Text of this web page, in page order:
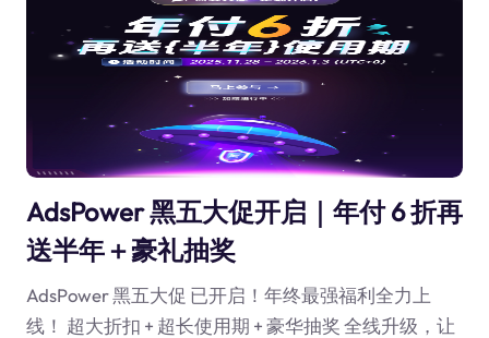
AdsPower 黑五大促开启｜年付 6 折再
送半年＋豪礼抽奖
AdsPower 黑五大促 已开启！年终最强福利全力上
线！ 超大折扣 + 超长使用期 + 豪华抽奖 全线升级，让